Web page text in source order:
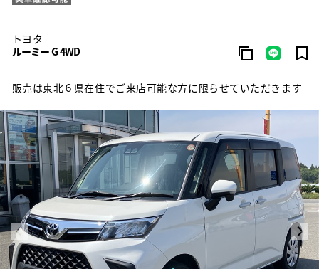
トヨタ
ルーミー G 4WD
販売は東北６県在住でご来店可能な方に限らせていただきます